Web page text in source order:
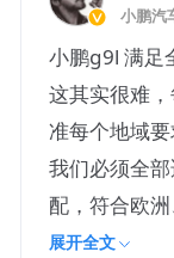
小鹏汽
小鹏g9l 满足
这其实很难，
准每个地域
我们必须全
配，符合欧
要求，每一处
展开全文